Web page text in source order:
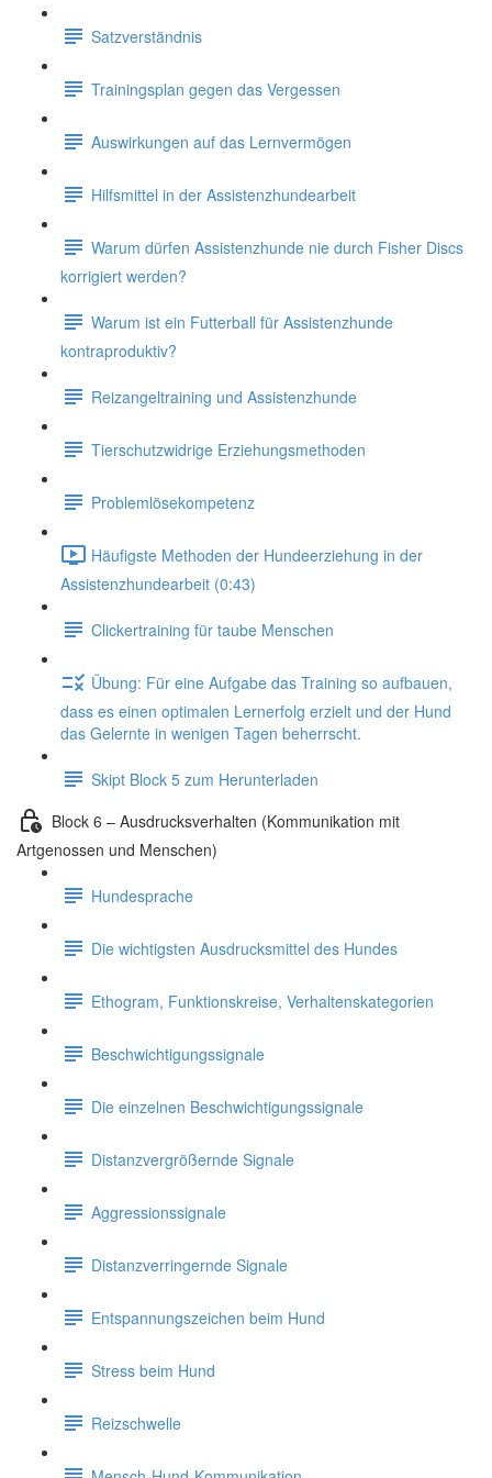
Satzverständnis
Trainingsplan gegen das Vergessen
Auswirkungen auf das Lernvermögen
Hilfsmittel in der Assistenzhundearbeit
Warum dürfen Assistenzhunde nie durch Fisher Discs
korrigiert werden?
Warum ist ein Futterball für Assistenzhunde
kontraproduktiv?
Reizangeltraining und Assistenzhunde
Tierschutzwidrige Erziehungsmethoden
Problemlösekompetenz
Häufigste Methoden der Hundeerziehung in der
Assistenzhundearbeit (0:43)
Clickertraining für taube Menschen
Übung: Für eine Aufgabe das Training so aufbauen,
dass es einen optimalen Lernerfolg erzielt und der Hund
das Gelernte in wenigen Tagen beherrscht.
Skipt Block 5 zum Herunterladen
Block 6 – Ausdrucksverhalten (Kommunikation mit
Artgenossen und Menschen)
Hundesprache
Die wichtigsten Ausdrucksmittel des Hundes
Ethogram, Funktionskreise, Verhaltenskategorien
Beschwichtigungssignale
Die einzelnen Beschwichtigungssignale
Distanzvergrößernde Signale
Aggressionssignale
Distanzverringernde Signale
Entspannungszeichen beim Hund
Stress beim Hund
Reizschwelle